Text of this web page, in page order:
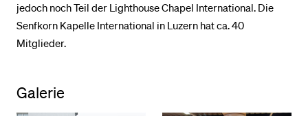
jedoch noch Teil der Lighthouse Chapel International. Die
Senfkorn Kapelle International in Luzern hat ca. 40
Mitglieder.
Galerie